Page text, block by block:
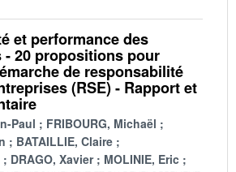
et performance des
20 propositions pour
de responsabilité
(RSE) - Rapport et
Paul
FRIBOURG, Michaël
BATAILLIE, Claire
DRAGO, Xavier MOLINIE, Eric